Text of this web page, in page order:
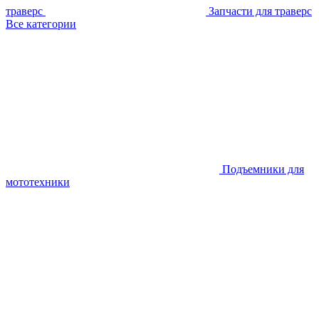
траверс
Запчасти для траверс
Все категории
Подъемники для
мототехники